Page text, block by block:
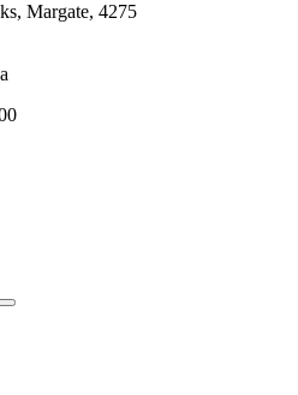
Margate, 4275